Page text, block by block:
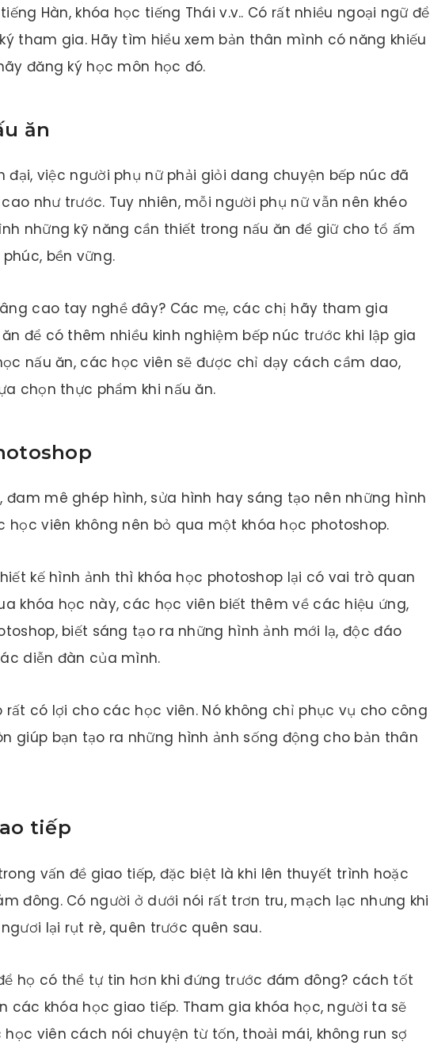
Hàn, khóa học tiếng Thái v.v.. Có rất nhiều ngoại ngữ để
tham gia. Hãy tìm hiểu xem bản thân mình có năng khiếu
đăng ký học môn học đó.
ăn
đại, việc người phụ nữ phải giỏi dang chuyện bếp núc đã
như trước. Tuy nhiên, mỗi người phụ nữ vẫn nên khéo
những kỹ năng cần thiết trong nấu ăn để giữ cho tổ ấm
bền vững.
cao tay nghề đây? Các mẹ, các chị hãy tham gia
để có thêm nhiều kinh nghiệm bếp núc trước khi lập gia
nấu ăn, các học viên sẽ được chỉ dạy cách cầm dao,
chọn thực phẩm khi nấu ăn.
đam mê ghép hình, sửa hình hay sáng tạo nên những hình
học viên không nên bỏ qua một khóa học photoshop.
kế hình ảnh thì khóa học photoshop lại có vai trò quan
khóa học này, các học viên biết thêm về các hiệu ứng,
biết sáng tạo ra những hình ảnh mới lạ, độc đáo
diễn đàn của mình.
rất có lợi cho các học viên. Nó không chỉ phục vụ cho công
giúp bạn tạo ra những hình ảnh sống động cho bản thân
tiếp
vấn đề giao tiếp, đặc biệt là khi lên thuyết trình hoặc
đông. Có người ở dưới nói rất trơn tru, mạch lạc nhưng khi
lại rụt rè, quên trước quên sau.
họ có thể tự tin hơn khi đứng trước đám đông? cách tốt
các khóa học giao tiếp. Tham gia khóa học, người ta sẽ
viên cách nói chuyện từ tốn, thoải mái, không run sợ